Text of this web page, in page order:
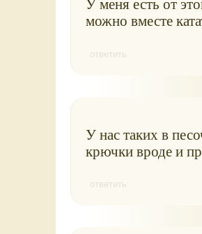
У меня есть от
можно вместе
ответить
У нас таких в
крючки вроде и
ответить